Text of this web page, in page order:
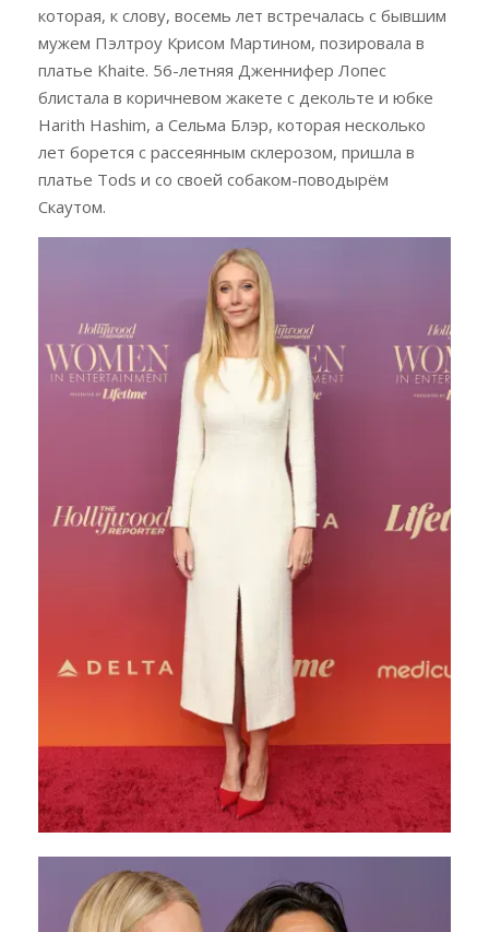
которая, к слову, восемь лет встречалась с бывшим
мужем Пэлтроу Крисом Мартином, позировала в
платье Khaite. 56-летняя Дженнифер Лопес
блистала в коричневом жакете с декольте и юбке
Harith Hashim, а Сельма Блэр, которая несколько
лет борется с рассеянным склерозом, пришла в
платье Tods и со своей собаком-поводырём
Скаутом.